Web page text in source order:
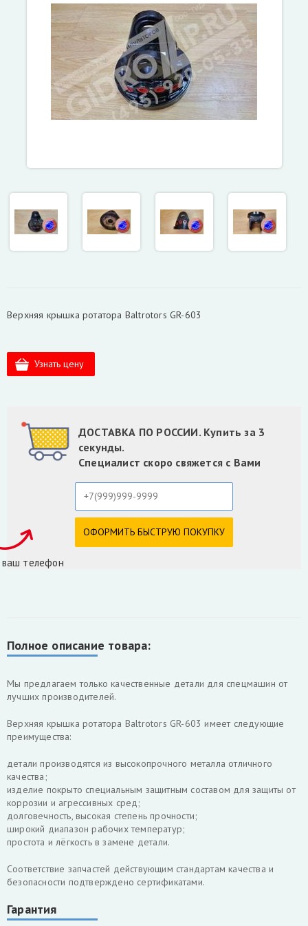
Верхняя крышка ротатора Baltrotors GR-603
ДОСТАВКА ПО РОССИИ. Купить за 3
секунды.
Специалист скоро свяжется с Вами
телефон
Полное описание товара:
Мы предлагаем только качественные детали для спецмашин от
лучших производителей.
Верхняя крышка ротатора Baltrotors GR-603 имеет следующие
преимущества:
детали производятся из высокопрочного металла отличного
качества;
изделие покрыто специальным защитным составом для защиты от
коррозии и агрессивных сред;
долговечность, высокая степень прочности;
широкий диапазон рабочих температур;
простота и лёгкость в замене детали.
Соответствие запчастей действующим стандартам качества и
безопасности подтверждено сертификатами.
Гарантия